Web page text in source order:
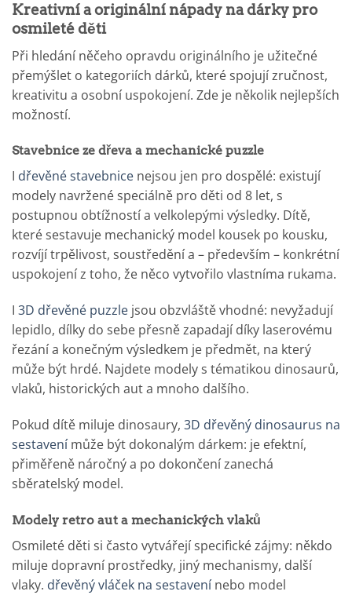
Kreativní a originální nápady na dárky pro
osmileté děti
Při hledání něčeho opravdu originálního je užitečné
přemýšlet o kategoriích dárků, které spojují zručnost,
kreativitu a osobní uspokojení. Zde je několik nejlepších
možností.
Stavebnice ze dřeva a mechanické puzzle
I dřevěné stavebnice nejsou jen pro dospělé: existují
modely navržené speciálně pro děti od 8 let, s
postupnou obtížností a velkolepými výsledky. Dítě,
které sestavuje mechanický model kousek po kousku,
rozvíjí trpělivost, soustředění a – především – konkrétní
uspokojení z toho, že něco vytvořilo vlastníma rukama.
I 3D dřevěné puzzle jsou obzvláště vhodné: nevyžadují
lepidlo, dílky do sebe přesně zapadají díky laserovému
řezání a konečným výsledkem je předmět, na který
může být hrdé. Najdete modely s tématikou dinosaurů,
vlaků, historických aut a mnoho dalšího.
Pokud dítě miluje dinosaury, 3D dřevěný dinosaurus na
sestavenímůže být dokonalým dárkem: je efektní,
přiměřeně náročný a po dokončení zanechá
sběratelský model.
Modely retro aut a mechanických vlaků
Osmileté děti si často vytvářejí specifické zájmy: někdo
miluje dopravní prostředky, jiný mechanismy, další
vlaky. dřevěný vláček na sestavenínebo model